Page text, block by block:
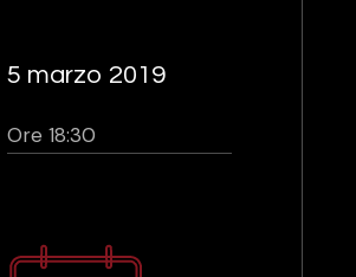
5 marzo 2019
Ore 18:30